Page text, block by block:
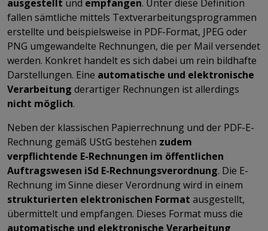
ausgestellt und empfangen. Unter diese Definition
fallen sämtliche mittels Textverarbeitungsprogrammen
erstellte und beispielsweise in PDF-Format, JPEG oder
PNG umgewandelte Rechnungen, die per Mail versendet
werden. Konkret handelt es sich dabei um rein bildhafte
Darstellungen. Eine automatische und elektronische
Verarbeitung derartiger Rechnungen ist allerdings
nicht möglich.
Neben der klassischen Papierrechnung und der PDF-E-
Rechnung gemäß UStG bestehen zudem
verpflichtende E-Rechnungen im öffentlichen
Auftragswesen iSd E-Rechnungsverordnung. Die E-
Rechnung im Sinne dieser Verordnung wird in einem
strukturierten elektronischen Format ausgestellt,
übermittelt und empfangen. Dieses Format muss die
automatische und elektronische Verarbeitung